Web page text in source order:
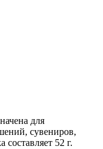
для
сувениров,
составляет 52 г.